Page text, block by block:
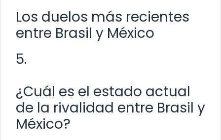
Los duelos más recientes
entre Brasil y México
5.
¿Cuál es el estado actual
de la rivalidad entre Brasil y
México?